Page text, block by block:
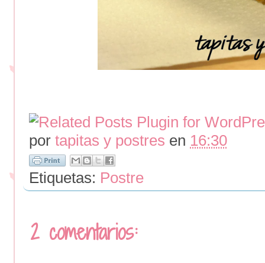
por tapitas y postres en 16:30
Etiquetas: Postre
2 comentarios: